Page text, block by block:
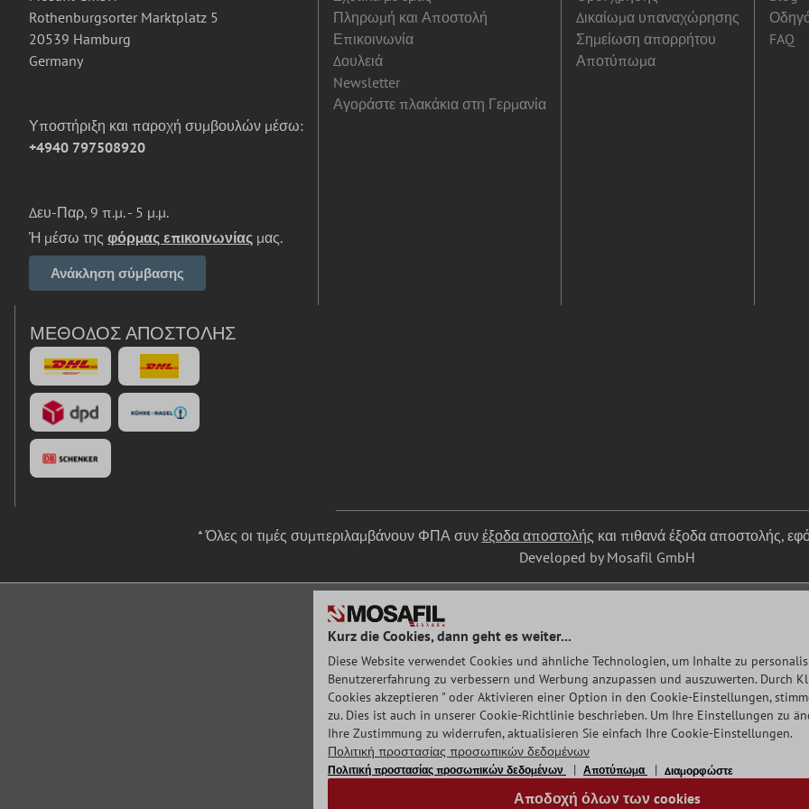
Rothenburgsorter Marktplatz 5
20539 Hamburg
Germany
Υποστήριξη και παροχή συμβουλών μέσω:
+4940 797508920
Δευ-Παρ, 9 π.μ. - 5 μ.μ.
Ή μέσω της φόρμας επικοινωνίας μας.
Ανάκληση σύμβασης
Πληρωμή και Αποστολή
Επικοινωνία
Δουλειά
Newsletter
Αγοράστε πλακάκια στη Γερμανία
Δικαίωμα υπαναχώρησης
Σημείωση απορρήτου
Αποτύπωμα
FAQ
ΜΈΘΟΔΟΣ ΑΠΟΣΤΟΛΉΣ
* Όλες οι τιμές συμπεριλαμβάνουν ΦΠΑ συν έξοδα αποστολής και πιθανά έξοδα αποστολής,
Developed by Mosafil GmbH
Kurz die Cookies, dann geht es weiter...
Diese Website verwendet Cookies und ähnliche Technologien, um Inhalte zu
Benutzererfahrung zu verbessern und Werbung anzupassen und auszuwerten. Durch
Cookies akzeptieren " oder Aktivieren einer Option in den Cookie-Einstellungen,
zu. Dies ist auch in unserer Cookie-Richtlinie beschrieben. Um Ihre Einstellungen zu
Ihre Zustimmung zu widerrufen, aktualisieren Sie einfach Ihre Cookie-Einstellungen.
Πολιτική προστασίας προσωπικών δεδομένων
Πολιτική προστασίας προσωπικών δεδομένων Αποτύπωμα Διαμορφώστε
Αποδοχή όλων των cookies